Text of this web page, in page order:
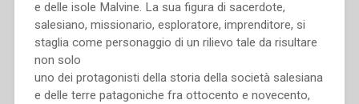
e delle isole Malvine. La sua figura di sacerdote,
salesiano, missionario, esploratore, imprenditore, si
staglia come personaggio di un rilievo tale da risultare
non solo
uno dei protagonisti della storia della società salesiana
e delle terre patagoniche fra ottocento e novecento,